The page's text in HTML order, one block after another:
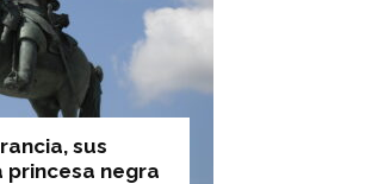
sus
princesa negra